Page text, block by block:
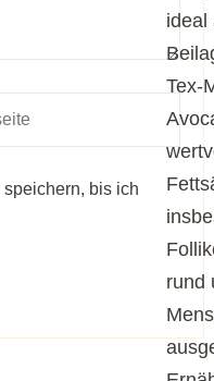
ideal
Tex-
rund
bis ich